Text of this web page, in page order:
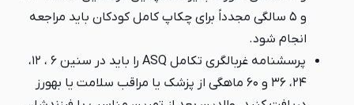
و ۵ سالگی مجدداً برای چکاپ کامل کودکان باید مراجعه
انجام شود.
پرسشنامه غربالگری تکامل ASQ را باید در سنین ۶ ، ۱۲،
۲۴، ۳۶ و ۶۰ ماهگی از پزشک یا مراقب سلامت یا بهورز